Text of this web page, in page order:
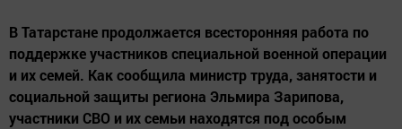
В Татарстане продолжается всесторонняя работа по
поддержке участников специальной военной операции
и их семей. Как сообщила министр труда, занятости и
социальной защиты региона Эльмира Зарипова,
участники СВО и их семьи находятся под особым